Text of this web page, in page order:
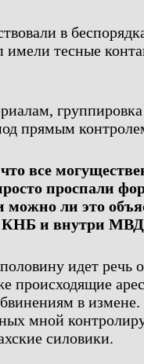
в
имели тесные
группировка
прямым
все
проспали
можно ли это
КНБ и внутри
идет речь
происходящие
в измене.
мной
силовики.